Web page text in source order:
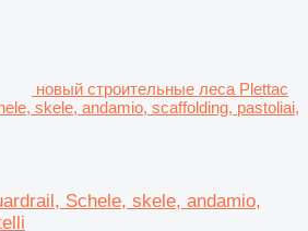
новый строительные леса Plettac
skele, andamio, scaffolding, pastoliai,
Schele, skele, andamio,